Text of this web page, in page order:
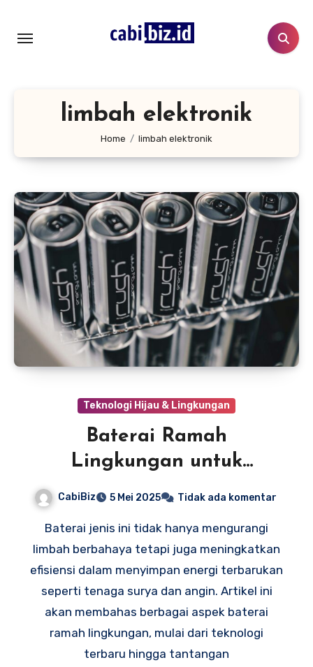
konten
limbah elektronik
Home limbah elektronik
Teknologi Hijau & Lingkungan
Baterai Ramah
Lingkungan untuk
CabiBiz 5 Mei 2025 Tidak ada komentar
Baterai jenis ini tidak hanya mengurangi
limbah berbahaya tetapi juga meningkatkan
efisiensi dalam menyimpan energi terbarukan
seperti tenaga surya dan angin. Artikel ini
akan membahas berbagai aspek baterai
ramah lingkungan, mulai dari teknologi
terbaru hingga tantangan